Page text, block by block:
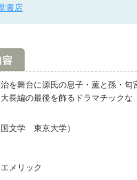
書店
を舞台に源氏の息子・薫と孫・
長編の最後を飾るドラマチックな
文学 東京大学）
リック